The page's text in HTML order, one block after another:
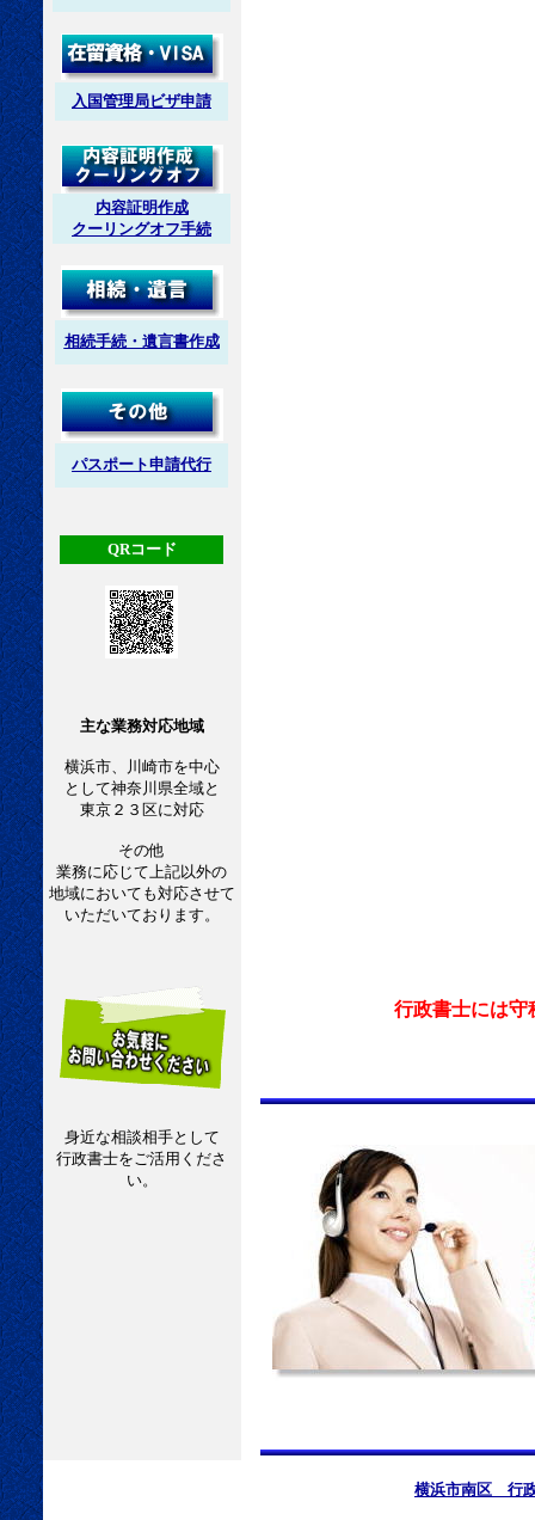
入国管理局ビザ申請
内容証明作成
クーリングオフ手続
相続手続・遺言書作成
パスポート申請代行
QRコード
主な業務対応地域
横浜市、川崎市を中心
として神奈川県全域と
東京２３区に対応
その他
業務に応じて上記以外の
地域においても対応させて
いただいております。
身近な相談相手として
行政書士をご活用くださ
い。
行政書士には守秘義務が
横浜市南区 行